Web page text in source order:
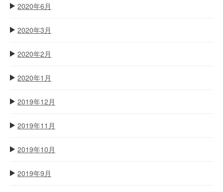
2020年6月
2020年3月
2020年2月
2020年1月
2019年12月
2019年11月
2019年10月
2019年9月